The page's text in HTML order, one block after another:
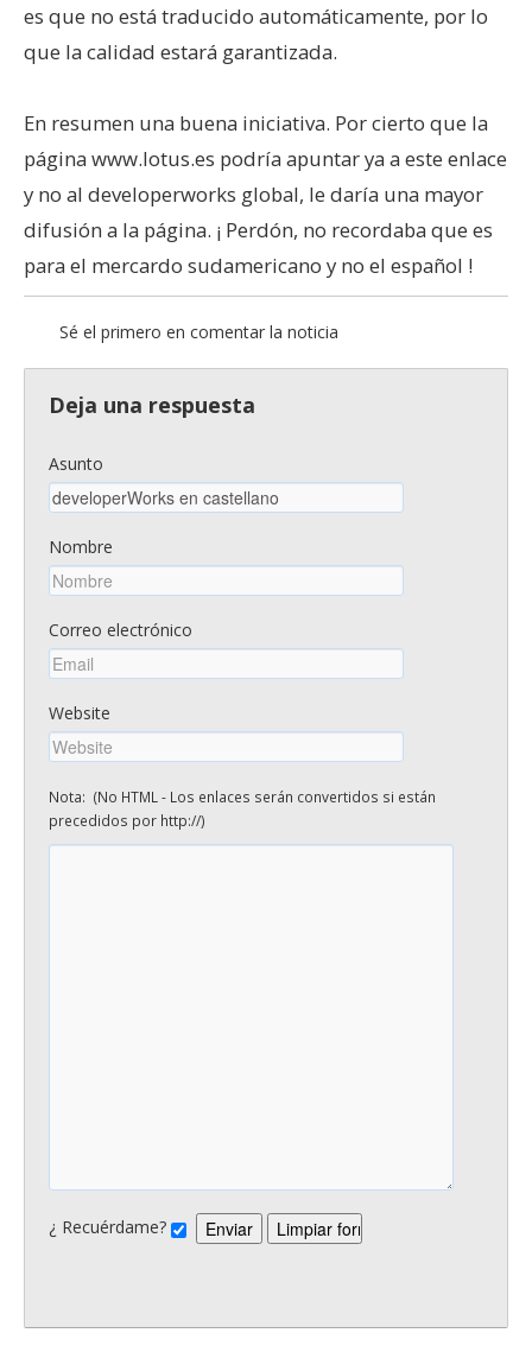
es que no está traducido automáticamente, por lo
que la calidad estará garantizada.
En resumen una buena iniciativa. Por cierto que la
página www.lotus.es podría apuntar ya a este enlace
y no al developerworks global, le daría una mayor
difusión a la página. ¡ Perdón, no recordaba que es
para el mercardo sudamericano y no el español !
Sé el primero en comentar la noticia
Deja una respuesta
Asunto
Nombre
Correo electrónico
Website
Nota: (No HTML - Los enlaces serán convertidos si están
precedidos por http://)
¿ Recuérdame?